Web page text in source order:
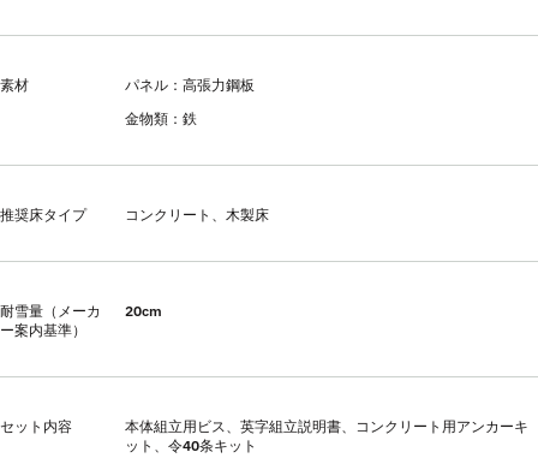
素材
パネル：高張力鋼板
金物類：鉄
推奨床タイプ コンクリート、木製床
耐雪量（メーカ
ー案内基準）
20cm
セット内容
本体組立用ビス、英字組立説明書、コンクリート用アンカーキ
ット、令40条キット